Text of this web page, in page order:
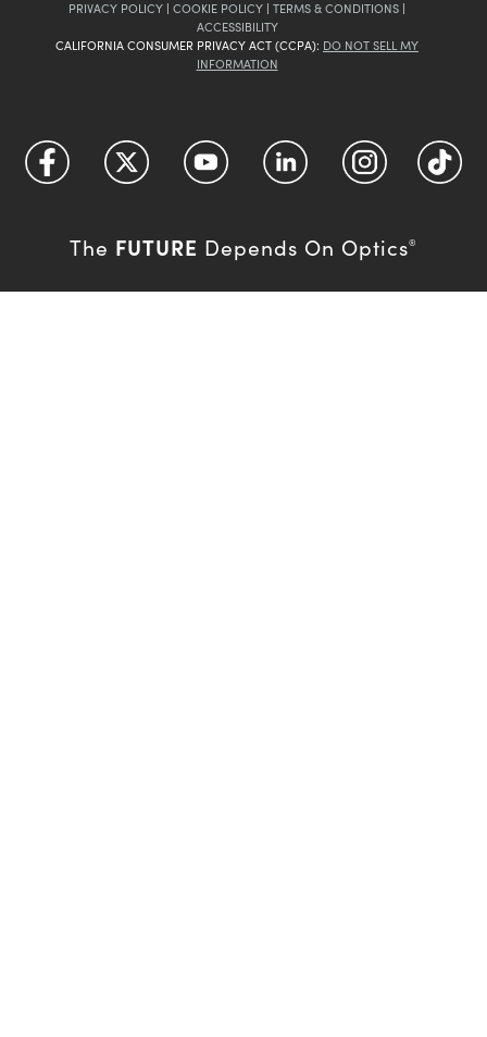
PRIVACY POLICY | COOKIE POLICY | TERMS & CONDITIONS |
ACCESSIBILITY
CALIFORNIA CONSUMER PRIVACY ACT (CCPA): DO NOT SELL MY
INFORMATION
The FUTURE Depends On Optics®